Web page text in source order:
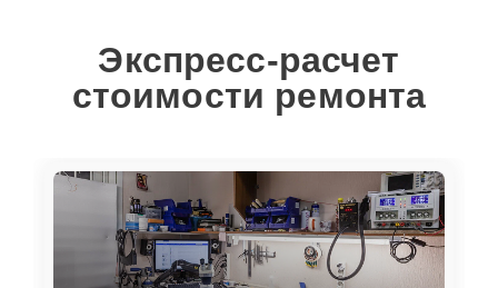
Экспресс-расчет
стоимости ремонта